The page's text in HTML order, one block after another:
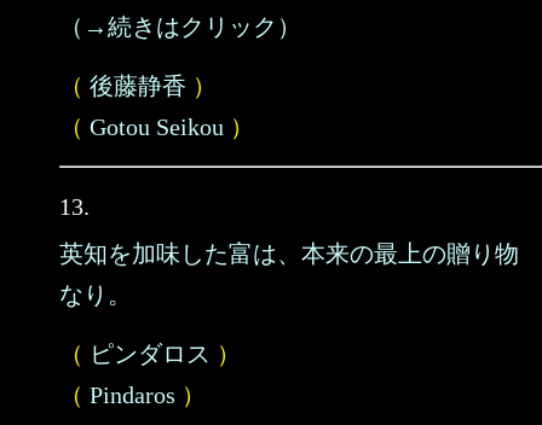
（→続きはクリック）
（ 後藤静香 ）
（ Gotou Seikou ）
13.
英知を加味した富は、本来の最上の贈り物
なり。
（ ピンダロス ）
（ Pindaros ）